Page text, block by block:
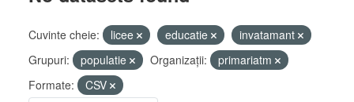
Cuvinte cheie: licee educatie
invatamant
Grupuri:
populatie Organizații:
primariatm
Formate:
CSV